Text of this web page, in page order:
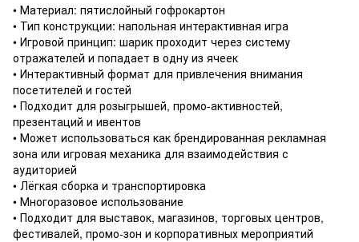
• Материал: пятислойный гофрокартон
• Тип конструкции: напольная интерактивная игра
• Игровой принцип: шарик проходит через систему
отражателей и попадает в одну из ячеек
• Интерактивный формат для привлечения внимания
посетителей и гостей
• Подходит для розыгрышей, промо-активностей,
презентаций и ивентов
• Может использоваться как брендированная рекламная
зона или игровая механика для взаимодействия с
аудиторией
• Лёгкая сборка и транспортировка
• Многоразовое использование
• Подходит для выставок, магазинов, торговых центров,
фестивалей, промо-зон и корпоративных мероприятий